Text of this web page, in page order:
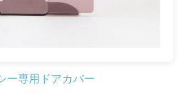
ー専用ドアカバー